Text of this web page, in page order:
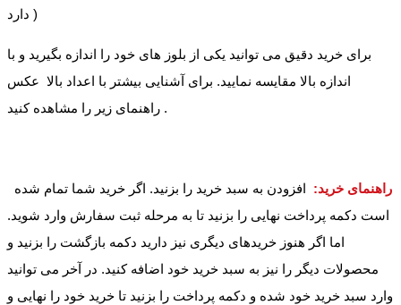
دارد )
برای خرید دقیق می توانید یکی از بلوز های خود را اندازه بگیرید و با
اندازه بالا مقایسه نمایید. برای آشنایی بیشتر با اعداد بالا عکس
راهنمای زیر را مشاهده کنید .
راهنمای خرید: افزودن به سبد خرید را بزنید. اگر خرید شما تمام شده
است دکمه پرداخت نهایی را بزنید تا به مرحله ثبت سفارش وارد شوید.
اما اگر هنوز خریدهای دیگری نیز دارید دکمه بازگشت را بزنید و
محصولات دیگر را نیز به سبد خرید خود اضافه کنید. در آخر می توانید
وارد سبد خرید خود شده و دکمه پرداخت را بزنید تا خرید خود را نهایی و